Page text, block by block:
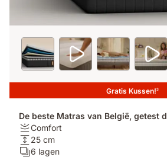
Gratis Kussen!3
De beste Matras van België, getest
Stijfheid:
Comfort
Comfort
Hoogte:
25
25 cm
Lagen:
6 lagen